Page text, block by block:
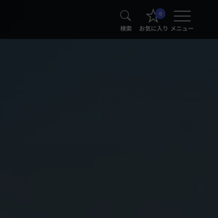
検索
0
お気に入り メニュー